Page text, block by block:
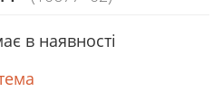
в наявностi